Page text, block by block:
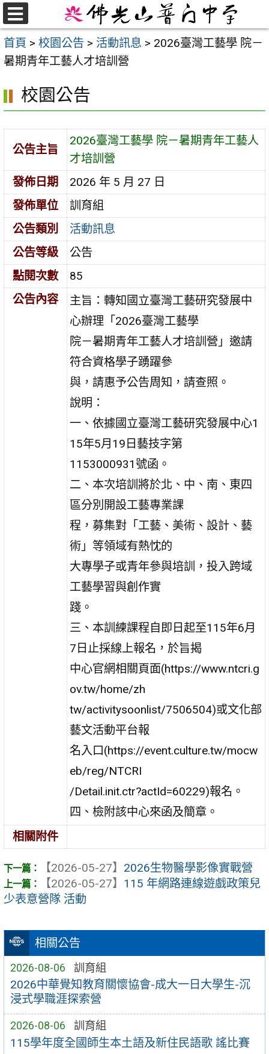
跳
至
主
要
首頁 > 校園公告 > 活動訊息 > 2026臺灣工藝學 院－
暑期青年工藝人才培訓營
相關公告
2026-08-06 訓育組
2026中華覺知教育關懷協會-成大一日大學生-沉
浸式學職涯探索營
2026-08-06 訓育組
115學年度全國師生本土語及新住民語歌 謠比賽
校園公告
公告主旨
2026臺灣工藝學 院－暑期青年工藝人
才培訓營
發佈日期
2026 年 5 月 27 日
發佈單位
訓育組
公告類別
活動訊息
公告等級
公告
點閱次數
85
公告內容
主旨：轉知國立臺灣工藝研究發展中
心辦理「2026臺灣工藝學
院－暑期青年工藝人才培訓營」邀請
符合資格學子踴躍參
與，請惠予公告周知，請查照。
說明：
一、依據國立臺灣工藝研究發展中心1
15年5月19日藝技字第
1153000931號函。
二、本次培訓將於北、中、南、東四
區分別開設工藝專業課
程，募集對「工藝、美術、設計、藝
術」等領域有熱忱的
大專學子或青年參與培訓，投入跨域
工藝學習與創作實
踐。
三、本訓練課程自即日起至115年6月
7日止採線上報名，於旨揭
中心官網相關頁面(https://www.ntcri.g
ov.tw/home/zh
tw/activitysoonlist/7506504)或文化部
藝文活動平台報
名入口(https://event.culture.tw/mocw
eb/reg/NTCRI
/Detail.init.ctr?actId=60229)報名。
四、檢附該中心來函及簡章。
相關附件
【2026-05-27】 2026生物醫學影像實戰營
【2026-05-27】 115 年網路連線遊戲政策兒
少表意營隊 活動
選
單